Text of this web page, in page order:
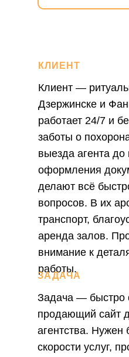
Клиент —
Дзержинске и
работает 24/7 и
заботы о
выезда агента до
оформления
делают всё
вопросов. В их
транспорт,
аренда залов.
внимание к
работы.
Задача — быстро
продающий сайт
агентства. Нужен
скорости услуг,
КЛИЕНТ
ЗАДАЧА